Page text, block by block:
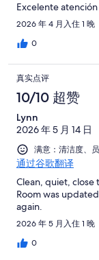
Excelente
2026 年 4 月入住 1 晚
0
真实点评
10/10 超赞
Lynn
2026 年 5 月 14 日
满意：清洁度、
通过谷歌翻译
Clean, quiet, close
Room was
again.
2026 年 5 月入住 1 晚
0